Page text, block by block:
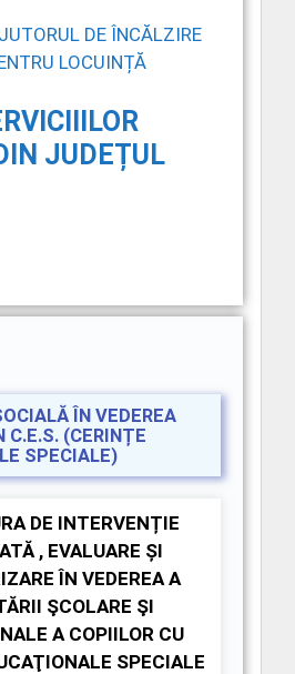
DE ÎNCĂLZIRE
LOCUINȚĂ
JUDEȚUL
ÎN VEDEREA
C.E.S. (CERINȚE
SPECIALE)
DE INTERVENȚIE
, EVALUARE ȘI
ÎN VEDEREA A
ŞCOLARE ŞI
A COPIILOR CU
SPECIALE